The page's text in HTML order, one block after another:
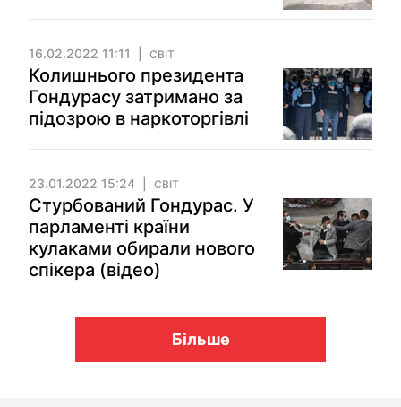
16.02.2022 11:11 СВІТ
Колишнього президента
Гондурасу затримано за
підозрою в наркоторгівлі
23.01.2022 15:24 СВІТ
Стурбований Гондурас. У
парламенті країни
кулаками обирали нового
спікера (відео)
Більше